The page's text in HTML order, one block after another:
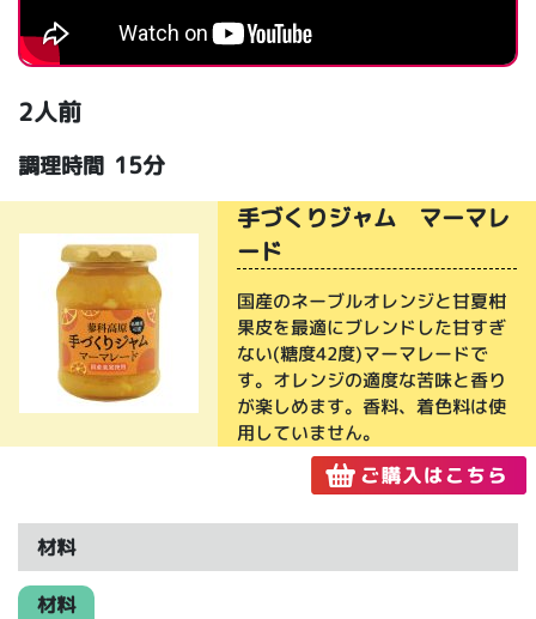
2人前
調理時間 15分
手づくりジャム マーマレ
ード
国産のネーブルオレンジと甘夏柑
果皮を最適にブレンドした甘すぎ
ない(糖度42度)マーマレードで
す。オレンジの適度な苦味と香り
が楽しめます。香料、着色料は使
用していません。
材料
材料